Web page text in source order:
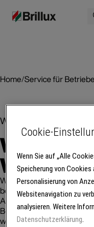
Home/Service für Betriebe
Wir sind davon überzeugt,
besseren Grundlagen für
Auszubildende,
Betriebe – bei uns gibt es
weiterbringen, live in
Cookie-
Wenn Sie auf „Alle
Speicherung von
Personalisierung von
Websitenavigation zu
analysieren. Weitere
Datenschutzerklärung.